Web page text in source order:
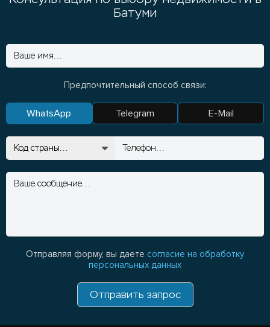
Батуми
Предпочтительный способ связи:
WhatsApp Telegram E-Mail
Отправляя форму, вы даете согласие на обработку
персональных данных
Отправить запрос